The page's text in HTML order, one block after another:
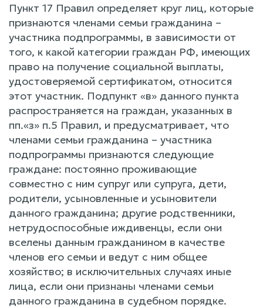
Пункт 17 Правил определяет круг лиц, которые
признаются членами семьи гражданина –
участника подпрограммы, в зависимости от
того, к какой категории граждан РФ, имеющих
право на получение социальной выплаты,
удостоверяемой сертификатом, относится
этот участник. Подпункт «в» данного пункта
распространяется на граждан, указанных в
пп.«з» п.5 Правил, и предусматривает, что
членами семьи гражданина – участника
подпрограммы признаются следующие
граждане: постоянно проживающие
совместно с ним супруг или супруга, дети,
родители, усыновленные и усыновители
данного гражданина; другие родственники,
нетрудоспособные иждивенцы, если они
вселены данным гражданином в качестве
членов его семьи и ведут с ним общее
хозяйство; в исключительных случаях иные
лица, если они признаны членами семьи
данного гражданина в судебном порядке.